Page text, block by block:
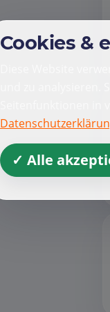
Cookies &
Diese Website
Seitenfunktionen
✓ Alle